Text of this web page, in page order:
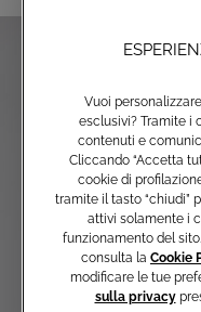
Vuoi
esclusivi? Tramite i
contenuti e
Cliccando “Accetta
cookie di
tramite il tasto “chiudi”
attivi solamente i
funzionamento del
consulta la Cookie
modificare le tue
sulla privacy